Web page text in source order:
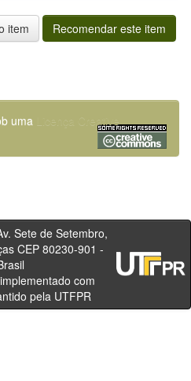
item
Recomendar este item
uma
Licença Creative
Setembro,
CEP 80230-901 -
PR - Brasil
com
pela UTFPR